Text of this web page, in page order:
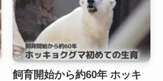
飼育開始から約60年 ホッキ